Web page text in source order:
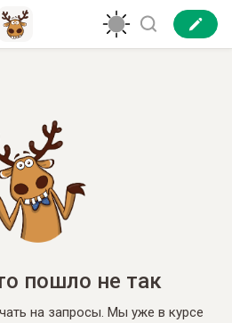
пошло не так
на запросы. Мы уже в курсе